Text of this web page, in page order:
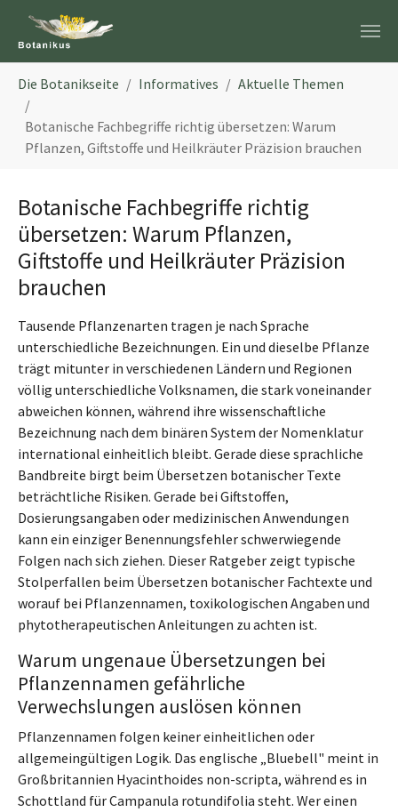
Die Botanikseite Informatives Aktuelle Themen
Botanische Fachbegriffe richtig übersetzen: Warum
Pflanzen, Giftstoffe und Heilkräuter Präzision brauchen
Botanische Fachbegriffe richtig
übersetzen: Warum Pflanzen,
Giftstoffe und Heilkräuter Präzision
brauchen
Tausende Pflanzenarten tragen je nach Sprache
unterschiedliche Bezeichnungen. Ein und dieselbe Pflanze
trägt mitunter in verschiedenen Ländern und Regionen
völlig unterschiedliche Volksnamen, die stark voneinander
abweichen können, während ihre wissenschaftliche
Bezeichnung nach dem binären System der Nomenklatur
international einheitlich bleibt. Gerade diese sprachliche
Bandbreite birgt beim Übersetzen botanischer Texte
beträchtliche Risiken. Gerade bei Giftstoffen,
Dosierungsangaben oder medizinischen Anwendungen
kann ein einziger Benennungsfehler schwerwiegende
Folgen nach sich ziehen. Dieser Ratgeber zeigt typische
Stolperfallen beim Übersetzen botanischer Fachtexte und
worauf bei Pflanzennamen, toxikologischen Angaben und
phytotherapeutischen Anleitungen zu achten ist.
Warum ungenaue Übersetzungen bei
Pflanzennamen gefährliche
Verwechslungen auslösen können
Pflanzennamen folgen keiner einheitlichen oder
allgemeingültigen Logik. Das englische „Bluebell" meint in
Großbritannien Hyacinthoides non-scripta, während es in
Schottland für Campanula rotundifolia steht. Wer einen